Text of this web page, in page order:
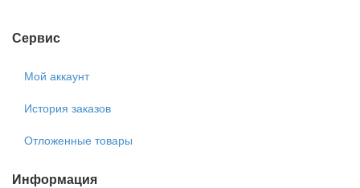
Сервис
Мой аккаунт
История заказов
Отложенные товары
Информация